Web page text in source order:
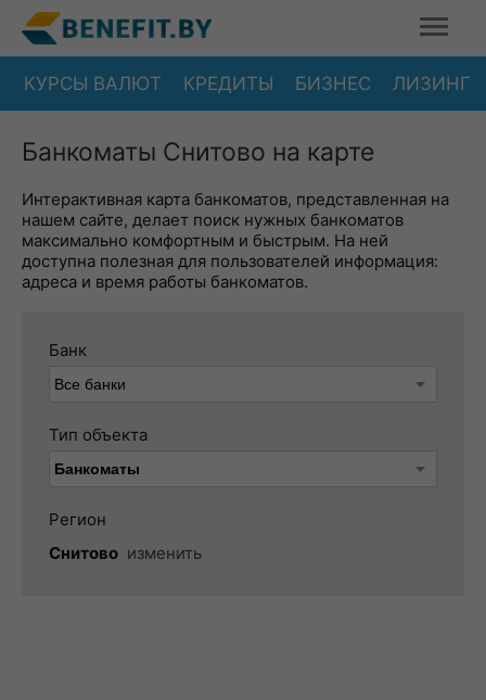
КУРСЫ ВАЛЮТ КРЕДИТЫ БИЗНЕС ЛИЗИНГ
Банкоматы Снитово на карте
Интерактивная карта банкоматов, представленная на
нашем сайте, делает поиск нужных банкоматов
максимально комфортным и быстрым. На ней
доступна полезная для пользователей информация:
адреса и время работы банкоматов.
Банк
Тип объекта
Регион
Снитово изменить